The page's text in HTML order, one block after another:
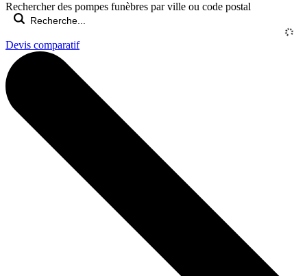
Rechercher des pompes funèbres par ville ou code postal
Devis comparatif